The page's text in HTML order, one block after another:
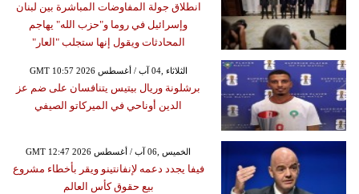
انطلاق جولة المفاوضات المباشرة بين لبنان
وإسرائيل في روما و"حزب الله" يهاجم
المحادثات ويقول إنها ستجلب "العار"
GMT 10:57 2026 الثلاثاء ,04 آب / أغسطس
برشلونة وريال بيتيس يتنافسان على ضم عز
الدين أوناحي في الميركاتو الصيفي
GMT 12:47 2026 الخميس ,06 آب / أغسطس
فيفا يجدد دعمه لإنفانتينو ويقر بأخطاء مشروع
بيع حقوق كأس العالم